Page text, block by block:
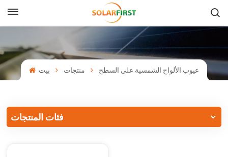
English
Français
中文
بيت منتجات عيوب الألواح الشمسية على السطح
فئات المنتجات